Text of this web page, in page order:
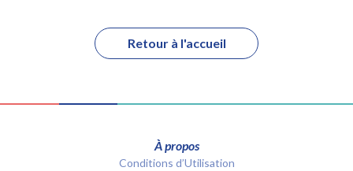
Retour à l'accueil
À propos
Conditions d’Utilisation